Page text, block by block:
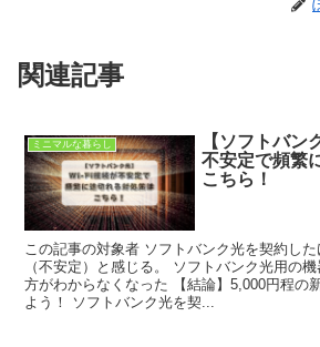
関連記事
ミニマルな暮らし
【ソフトバン
不安定で頻繁
こちら！
この記事の対象者 ソフトバンク光を契約し
（不安定）と感じる。 ソフトバンク光用の
方がわからなくなった 【結論】5,000円程の
よう！ ソフトバンク光を契...